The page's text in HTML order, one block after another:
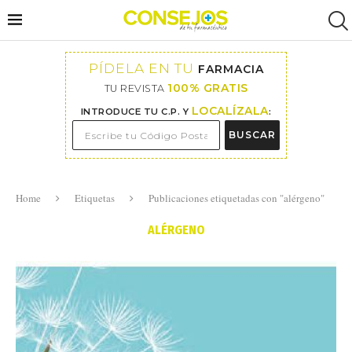
PÍDELA EN TU FARMACIA
TU REVISTA 100% GRATIS
INTRODUCE TU C.P. Y LOCALÍZALA:
BUSCAR
Home Etiquetas Publicaciones etiquetadas con "alérgeno"
ALÉRGENO